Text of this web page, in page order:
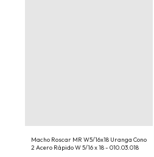
Macho Roscar MR W5/16x18 Uranga Cono
2 Acero Rápido W 5/16 x 18 - 010.03.018